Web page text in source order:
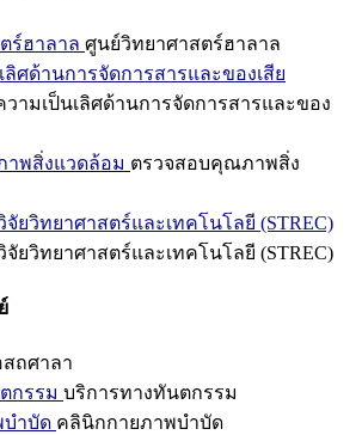
ร์ฮาลาล ศูนย์วิทยาศาสตร์ฮาลาล
ลิศด้านการจัดการสารและของเสีย
ามเป็นเลิศด้านการจัดการสารและของ
พสิ่งแวดล้อม ตรวจสอบคุณภาพสิ่ง
ยวิทยาศาสตร์และเทคโนโลยี (STREC)
ยวิทยาศาสตร์และเทคโนโลยี (STREC)
สถศาลา
กรรม บริการทางทันตกรรม
ำบัด คลินิกกายภาพบำบัด